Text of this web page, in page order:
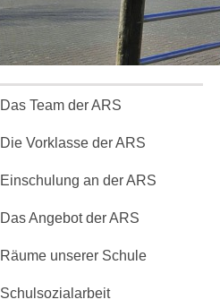
Das Team der ARS
Die Vorklasse der ARS
Einschulung an der ARS
Das Angebot der ARS
Räume unserer Schule
Schulsozialarbeit